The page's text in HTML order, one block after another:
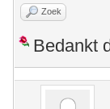
Zoek
Bedankt